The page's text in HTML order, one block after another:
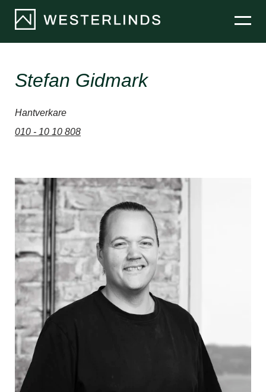
Bostäder
Nyheter
Om oss
Stefan Gidmark
Hantverkare
010 - 10 10 808